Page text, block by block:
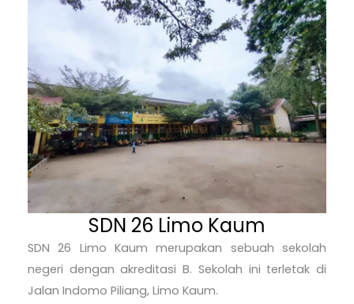
SDN 26 Limo Kaum
SDN 26 Limo Kaum merupakan sebuah sekolah
negeri dengan akreditasi B. Sekolah ini terletak di
Jalan Indomo Piliang, Limo Kaum.